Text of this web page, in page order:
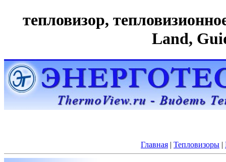
тепловизор,
Land,
Главная | Тепловизоры |